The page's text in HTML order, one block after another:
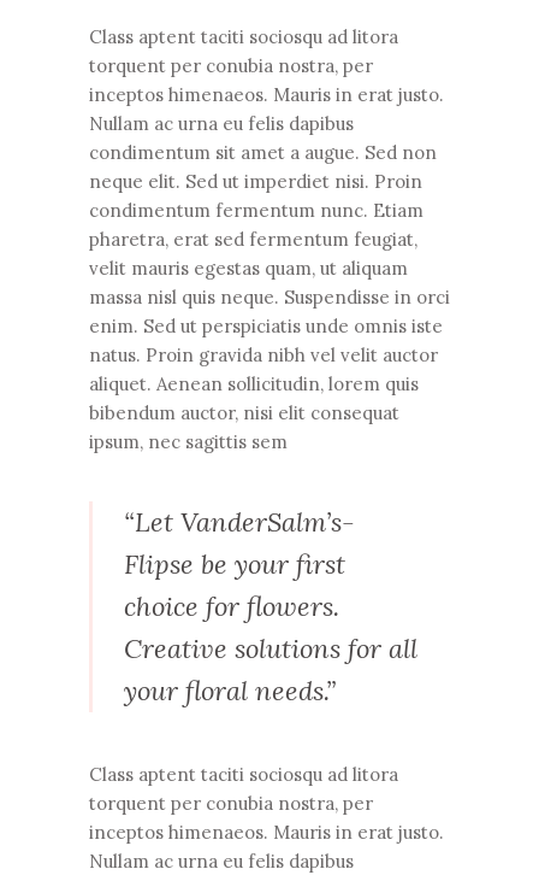
Class aptent taciti sociosqu ad litora
torquent per conubia nostra, per
inceptos himenaeos. Mauris in erat justo.
Nullam ac urna eu felis dapibus
condimentum sit amet a augue. Sed non
neque elit. Sed ut imperdiet nisi. Proin
condimentum fermentum nunc. Etiam
pharetra, erat sed fermentum feugiat,
velit mauris egestas quam, ut aliquam
massa nisl quis neque. Suspendisse in orci
enim. Sed ut perspiciatis unde omnis iste
natus. Proin gravida nibh vel velit auctor
aliquet. Aenean sollicitudin, lorem quis
bibendum auctor, nisi elit consequat
ipsum, nec sagittis sem
“Let VanderSalm’s-
Flipse be your first
choice for flowers.
Creative solutions for all
your floral needs.”
Class aptent taciti sociosqu ad litora
torquent per conubia nostra, per
inceptos himenaeos. Mauris in erat justo.
Nullam ac urna eu felis dapibus